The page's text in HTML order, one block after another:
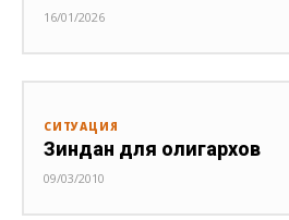
16/01/2026
СИТУАЦИЯ
Зиндан для олигархов
09/03/2010